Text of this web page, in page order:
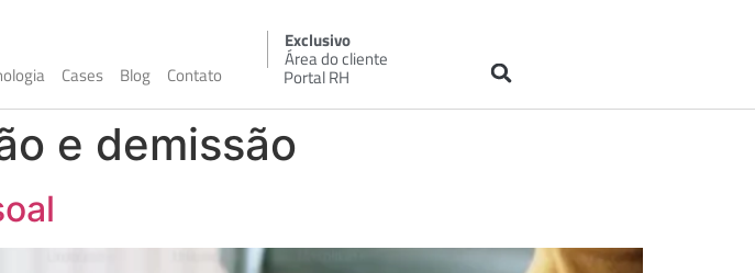
Cases Blog Contato
Exclusivo
Área do cliente
Portal RH
e demissão